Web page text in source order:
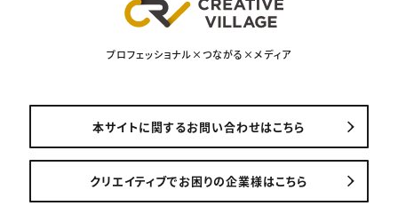
プロフェッショナル×つながる×メディア
本サイトに関するお問い合わせはこちら
クリエイティブでお困りの企業様はこちら